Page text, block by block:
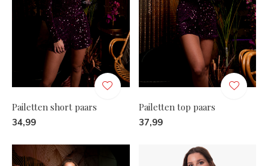
Pailetten short paars
34,99
Pailetten top paars
37,99